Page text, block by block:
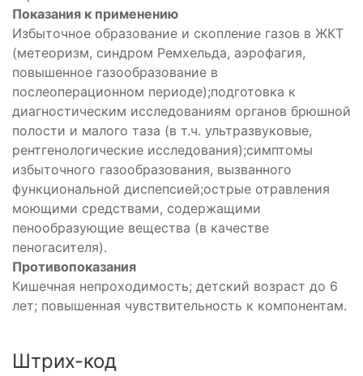
Показания к применению
Избыточное образование и скопление газов в ЖКТ
(метеоризм, синдром Ремхельда, аэрофагия,
повышенное газообразование в
послеоперационном периоде);подготовка к
диагностическим исследованиям органов брюшной
полости и малого таза (в т.ч. ультразвуковые,
рентгенологические исследования);симптомы
избыточного газообразования, вызванного
функциональной диспепсией;острые отравления
моющими средствами, содержащими
пенообразующие вещества (в качестве
пеногасителя).
Противопоказания
Кишечная непроходимость; детский возраст до 6
лет; повышенная чувствительность к компонентам.
Штрих-код